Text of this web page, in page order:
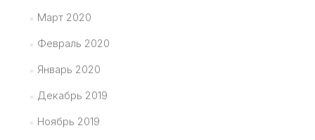
Март 2020
Февраль 2020
Январь 2020
Декабрь 2019
Ноябрь 2019